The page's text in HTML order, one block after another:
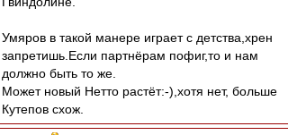
Умяров в такой манере играет с детства,хрен
запретишь.Если партнёрам пофиг,то и нам
должно быть то же.
Может новый Нетто растёт:-),хотя нет, больше
Кутепов схож.